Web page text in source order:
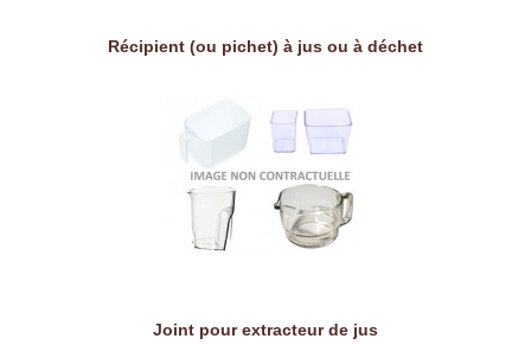
Récipient (ou pichet) à jus ou à déchet
Joint pour extracteur de jus